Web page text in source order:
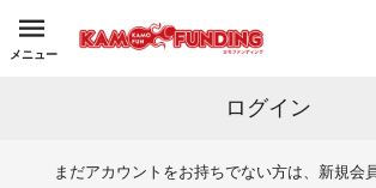
メニュー
ログイン
まだアカウントをお持ちでない方は、新規会